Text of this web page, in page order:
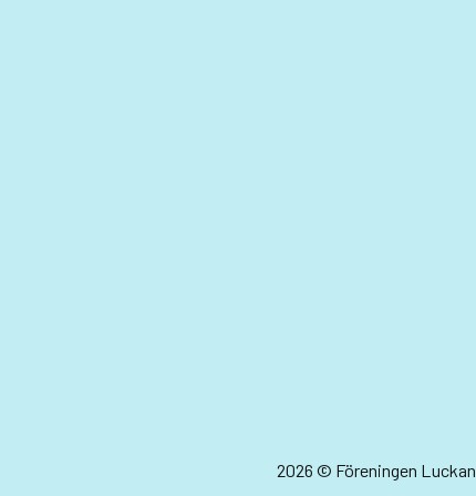
2026 © Föreningen Luckan